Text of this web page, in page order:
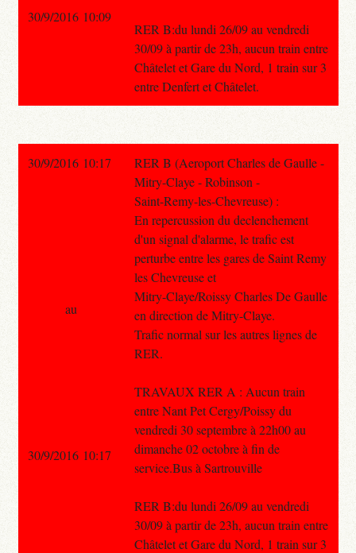
RER B:du lundi 26/09 au vendredi
30/09 à partir de 23h, aucun train entre
Châtelet et Gare du Nord, 1 train sur 3
entre Denfert et Châtelet.
30/9/2016 10:09
30/9/2016 10:17
RER B (Aeroport Charles de Gaulle -
Mitry-Claye - Robinson -
Saint-Remy-les-Chevreuse) :
En repercussion du declenchement
d'un signal d'alarme, le trafic est
perturbe entre les gares de Saint Remy
les Chevreuse et
Mitry-Claye/Roissy Charles De Gaulle
en direction de Mitry-Claye.
Trafic normal sur les autres lignes de
RER.
TRAVAUX RER A : Aucun train
entre Nant Pet Cergy/Poissy du
vendredi 30 septembre à 22h00 au
dimanche 02 octobre à fin de
service.Bus à Sartrouville
RER B:du lundi 26/09 au vendredi
30/09 à partir de 23h, aucun train entre
Châtelet et Gare du Nord, 1 train sur 3
au
30/9/2016 10:17